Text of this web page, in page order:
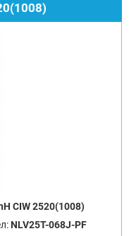
CIW 2520(1008)
NLV25T-068J-PF